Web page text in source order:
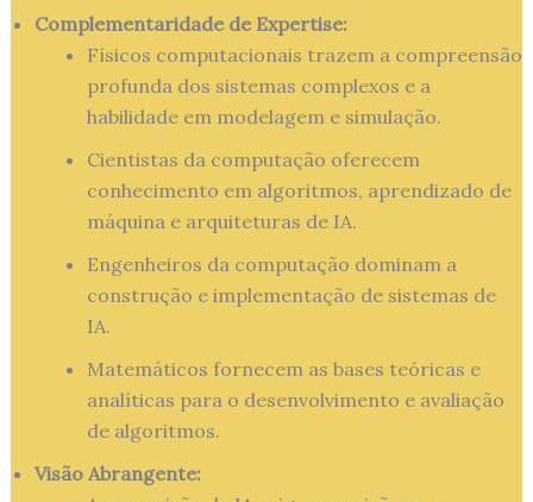
Complementaridade de Expertise:
Físicos computacionais trazem a compreensão
profunda dos sistemas complexos e a
habilidade em modelagem e simulação.
Cientistas da computação oferecem
conhecimento em algoritmos, aprendizado de
máquina e arquiteturas de IA.
Engenheiros da computação dominam a
construção e implementação de sistemas de
IA.
Matemáticos fornecem as bases teóricas e
analíticas para o desenvolvimento e avaliação
de algoritmos.
Visão Abrangente: